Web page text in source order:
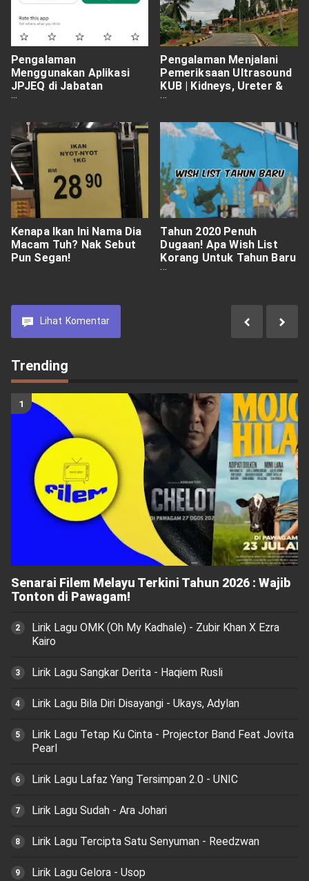
Pengalaman
Menggunakan Aplikasi
JPJEQ di Jabatan
Pengangkutan Jalan
Pengalaman Menjalani
Pemeriksaan Ultrasound
KUB | Kidneys, Ureter &
Bladder!
Kenapa Ikan Ini Nama Dia
Macam Tuh? Nak Sebut
Pun Segan!
Tahun 2020 Penuh
Dugaan! Apa Wish List
Korang Untuk Tahun Baru
2021?
Lihat Komentar
Trending
Senarai Filem Melayu Terkini Tahun 2026 : Wajib
Tonton di Pawagam!
Lirik Lagu OMK (Oh My Kadhale) - Zubir Khan X Ezra
Kairo
Lirik Lagu Sangkar Derita - Haqiem Rusli
Lirik Lagu Bila Diri Disayangi - Ukays, Adylan
Lirik Lagu Tetap Ku Cinta - Projector Band Feat Jovita
Pearl
Lirik Lagu Lafaz Yang Tersimpan 2.0 - UNIC
Lirik Lagu Sudah - Ara Johari
Lirik Lagu Tercipta Satu Senyuman - Reedzwan
Lirik Lagu Gelora - Usop